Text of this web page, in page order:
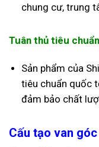
chung cư, trung
Tuân thủ tiêu
Sản phẩm của
tiêu chuẩn quốc
đảm bảo chất
Cấu tạo van